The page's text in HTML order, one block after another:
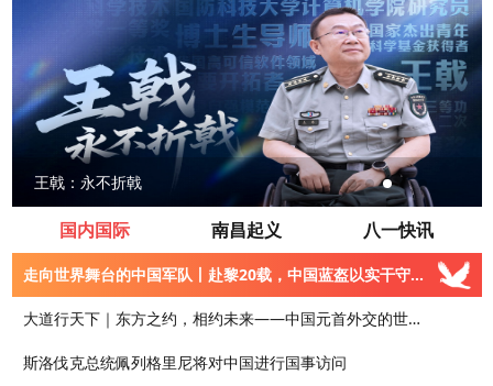
纪念中国工农红军长征胜利90周年丨于都夜渡 远征启航2026年建军节南昌八一广场升旗仪式!全世界今天都瞩目这里!
王戟：永不折戟
送别！女红军王全英逝世，享年105岁 为政守心 立身为旗｜一串数字折射公仆本色
国内国际 南昌起义 八一快讯
走向世界舞台的中国军队丨赴黎20载，中国蓝盔以实干守卫和平
大道行天下｜东方之约，相约未来——中国元首外交的世界情怀与大国气派
斯洛伐克总统佩列格里尼将对中国进行国事访问